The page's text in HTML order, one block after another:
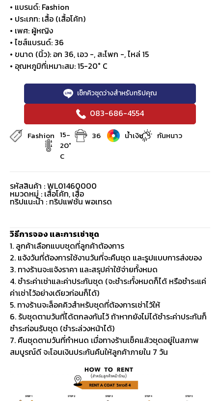
• แบรนด์: Fashion
• ประเภท: เสื้อ (เสื้อโค้ท)
• เพศ: ผู้หญิง
• ไซส์แบรนด์: 36
• ขนาด (นิ้ว): อก 36, เอว -, สะโพก -, ไหล่ 15
• อุณหภูมิที่เหมาะสม: 15-20° C
เช็กคิวชุดว่างสำหรับทริปคุณ
083-686-4554
Fashion 15-
20°
C
36 น้ำเงิน กันหนาว
รหัสสินค้า : WL01460000
หมวดหมู่ : เสื้อโค้ท, เสื้อ
ทริปแนะนำ : ทริปแฟชั่น พอเทรด
วิธีการจอง และการเช่าชุด
1. ลูกค้าเลือกแบบชุดที่ลูกค้าต้องการ
2. แจ้งวันที่ต้องการใช้งานวันที่จะคืนชุด และรูปแบบการส่งของ
3. ทางร้านจะแจ้งราคา และสรุปค่าใช้จ่ายทั้งหมด
4. ชำระค่าเช่าและค่าประกันชุด (จะชำระทั้งหมดก็ได้ หรือชำระแค่
ค่าเช่าไว้อย่างเดียวก่อนก็ได้)
5. ทางร้านจะล็อคคิวสำหรับชุดที่ต้องการเช่าไว้ให้
6. รับชุดตามวันที่ได้ตกลงกันไว้ ถ้าหากยังไม่ได้ชำระค่าประกันก็
ชำระก่อนรับชุด (ชำระล่วงหน้าได้)
7. คืนชุดตามวันที่กำหนด เมื่อทางร้านเช็คแล้วชุดอยู่ในสภาพ
สมบูรณ์ดี จะโอนเงินประกันคืนให้ลูกค้าภายใน 7 วัน